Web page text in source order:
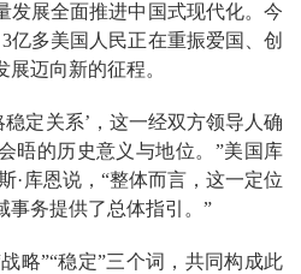
发展全面推进中国式现代化。今
亿多美国人民正在重振爱国、创
迈向新的征程。
稳定关系’，这一经双方领导人确
晤的历史意义与地位。”美国库
·库恩说，“整体而言，这一定位
事务提供了总体指引。”
略”“稳定”三个词，共同构成此